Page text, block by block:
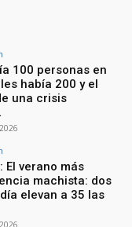
100 personas en
había 200 y el
una crisis
El verano más
machista: dos
elevan a 35 las